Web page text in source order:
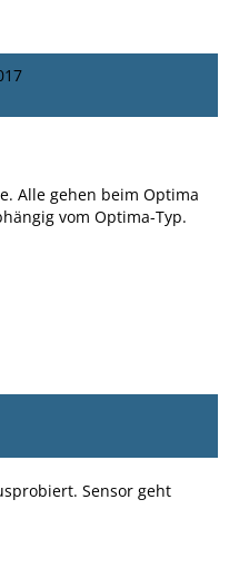
Alle gehen beim Optima
vom Optima-Typ.
Sensor geht